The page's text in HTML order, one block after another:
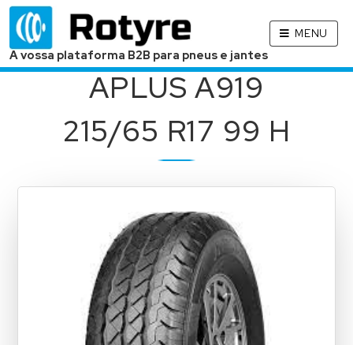
A vossa plataforma B2B para pneus e jantes
MENU
APLUS A919
215/65 R17 99 H